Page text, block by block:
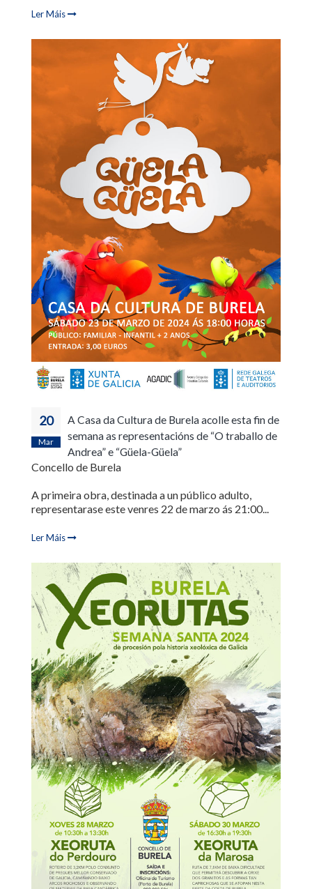
Ler Máis
20
Mar
A Casa da Cultura de Burela acolle esta fin de
semana as representacións de “O traballo de
Andrea” e “Güela-Güela”
Concello de Burela
A primeira obra, destinada a un público adulto,
representarase este venres 22 de marzo ás 21:00...
Ler Máis